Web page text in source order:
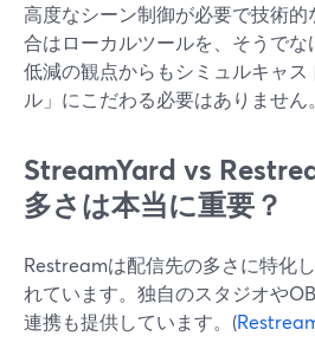
高度なシーン制御が必要で技術
合はローカルツールを、そうでな
低減の観点からもシミュルキャ
ル」にこだわる必要はありません。
StreamYard vs
多さは本当に重要？
Restreamは配信先の多さに特化
れています。独自のスタジオや
連携も提供しています。(